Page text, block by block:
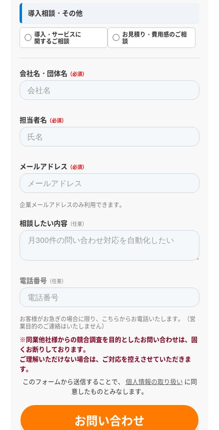
導入相談・その他
導入・サービスに
関するご相談
お見積り・費用感のご相
談
会社名・団体名 （必須）
担当者名 （必須）
メールアドレス （必須）
企業メールアドレスのみ利用できます。
相談したい内容 （任意）
電話番号 （任意）
お客様がお急ぎの場合に限り、こちらからお電話いたします。（営
業目的のご連絡はいたしません）
※同業他社様からの競合調査を目的としたお問い合わせは、固
くお断りしております。
ご理解いただけない場合は、ご対応を控えさせていただきま
す。
このフォームから送信することで、 個人情報の取り扱い に同
意したものとみなします。
お問い合わせ